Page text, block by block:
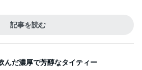
記事を読む
んだ濃厚で芳醇なタイティー